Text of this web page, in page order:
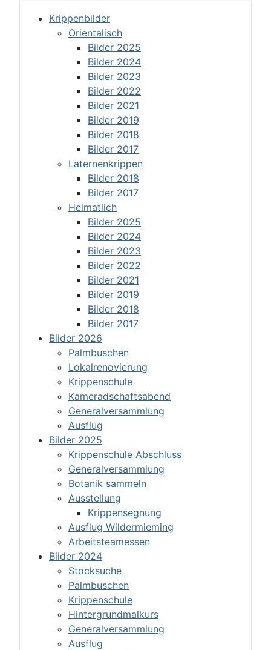
Krippenbilder
Orientalisch
Bilder 2025
Bilder 2024
Bilder 2023
Bilder 2022
Bilder 2021
Bilder 2019
Bilder 2018
Bilder 2017
Laternenkrippen
Bilder 2018
Bilder 2017
Heimatlich
Bilder 2025
Bilder 2024
Bilder 2023
Bilder 2022
Bilder 2021
Bilder 2019
Bilder 2018
Bilder 2017
Bilder 2026
Palmbuschen
Lokalrenovierung
Krippenschule
Kameradschaftsabend
Generalversammlung
Ausflug
Bilder 2025
Krippenschule Abschluss
Generalversammlung
Botanik sammeln
Ausstellung
Krippensegnung
Ausflug Wildermieming
Arbeitsteamessen
Bilder 2024
Stocksuche
Palmbuschen
Krippenschule
Hintergrundmalkurs
Generalversammlung
Ausflug